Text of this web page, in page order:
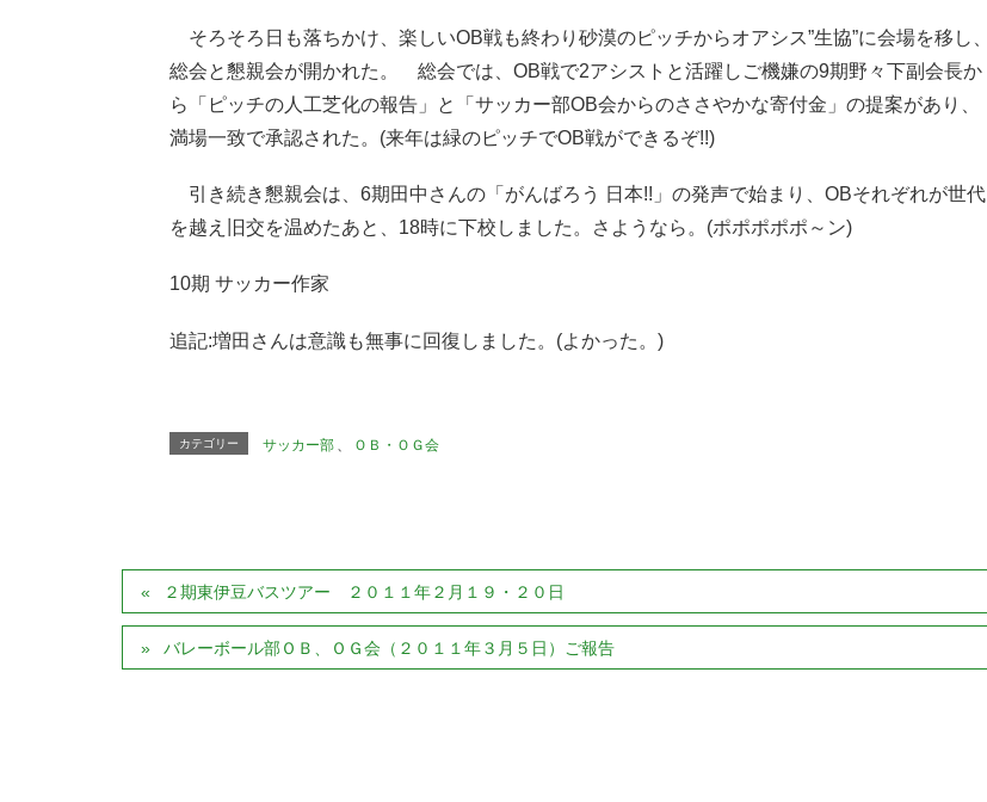
そろそろ日も落ちかけ、楽しいOB戦も終わり砂漠のピッチからオアシス”生協”に会場を移し、
総会と懇親会が開かれた。 総会では、OB戦で2アシストと活躍しご機嫌の9期野々下副会長か
ら「ピッチの人工芝化の報告」と「サッカー部OB会からのささやかな寄付金」の提案があり、
満場一致で承認された。(来年は緑のピッチでOB戦ができるぞ!!)
引き続き懇親会は、6期田中さんの「がんばろう 日本!!」の発声で始まり、OBそれぞれが世代
を越え旧交を温めたあと、18時に下校しました。さようなら。(ポポポポポ～ン)
10期 サッカー作家
追記:増田さんは意識も無事に回復しました。(よかった。)
カテゴリー サッカー部 ＯＢ・ＯＧ会
２期東伊豆バスツアー ２０１１年２月１９・２０日
バレーボール部ＯＢ、ＯＧ会（２０１１年３月５日）ご報告